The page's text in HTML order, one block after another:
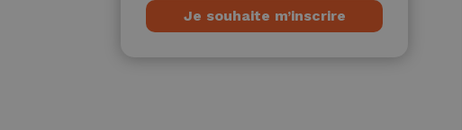
Je souhaite m’inscrire